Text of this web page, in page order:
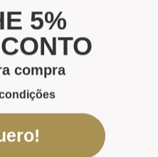
5%
compra
Flower